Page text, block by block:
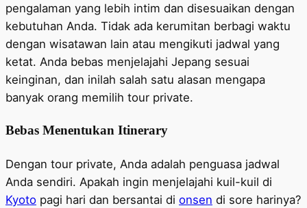
pengalaman yang lebih intim dan disesuaikan dengan
kebutuhan Anda. Tidak ada kerumitan berbagi waktu
dengan wisatawan lain atau mengikuti jadwal yang
ketat. Anda bebas menjelajahi Jepang sesuai
keinginan, dan inilah salah satu alasan mengapa
banyak orang memilih tour private.
Bebas Menentukan Itinerary
Dengan tour private, Anda adalah penguasa jadwal
Anda sendiri. Apakah ingin menjelajahi kuil-kuil di
Kyoto pagi hari dan bersantai di onsen di sore harinya?